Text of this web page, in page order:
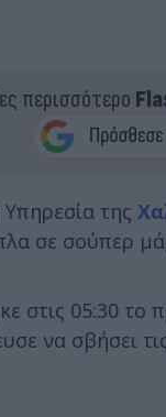
περισσότερο
της
σε σούπερ
στις 05:30
να σβήσει